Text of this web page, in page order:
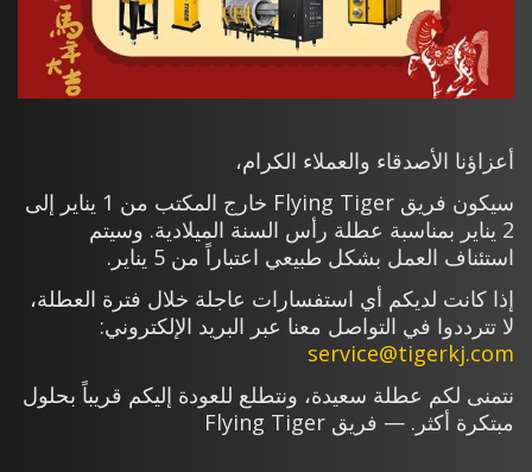
أعزاؤنا الأصدقاء والعملاء الكرام،
سيكون فريق Flying Tiger خارج المكتب من 1 يناير إلى
2 يناير بمناسبة عطلة رأس السنة الميلادية. وسيتم
استئناف العمل بشكل طبيعي اعتباراً من 5 يناير.
إذا كانت لديكم أي استفسارات عاجلة خلال فترة العطلة،
لا تترددوا في التواصل معنا عبر البريد الإلكتروني:
service@tigerkj.com
نتمنى لكم عطلة سعيدة، ونتطلع للعودة إليكم قريباً بحلول
مبتكرة أكثر. — فريق Flying Tiger